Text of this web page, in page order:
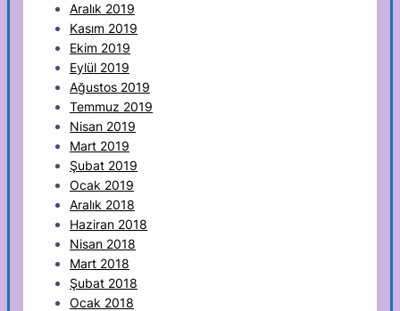
Aralık 2019
Kasım 2019
Ekim 2019
Eylül 2019
Ağustos 2019
Temmuz 2019
Nisan 2019
Mart 2019
Şubat 2019
Ocak 2019
Aralık 2018
Haziran 2018
Nisan 2018
Mart 2018
Şubat 2018
Ocak 2018